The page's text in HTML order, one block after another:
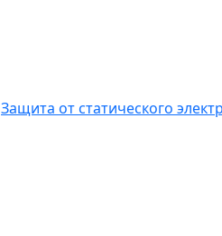
Защита от статического